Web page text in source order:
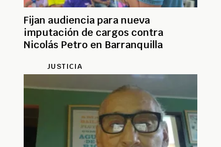
Fijan audiencia para nueva
imputación de cargos contra
Nicolás Petro en Barranquilla
JUSTICIA